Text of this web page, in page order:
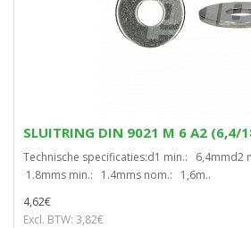
SLUITRING DIN 9021 M 6 A2 (6,4/
Technische specificaties:d1 min.: 6,4mmd2
1.8mms min.: 1.4mms nom.: 1,6m..
4,62€
Excl. BTW: 3,82€